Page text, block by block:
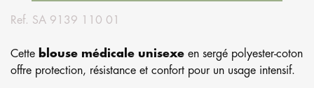
Ref. SA 9139 110 01
Cette blouse médicale unisexe en sergé polyester-coton
offre protection, résistance et confort pour un usage intensif.